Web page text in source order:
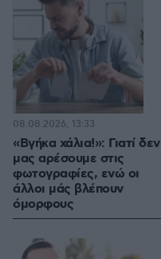
«Βγήκα χάλια!»: Γιατί δεν
μας αρέσουμε στις
φωτογραφίες, ενώ οι
άλλοι μάς βλέπουν
όμορφους
08.08.2026, 13:33